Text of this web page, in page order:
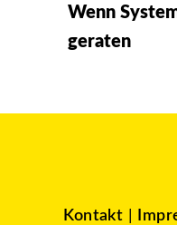
Wenn
geraten
Kontakt